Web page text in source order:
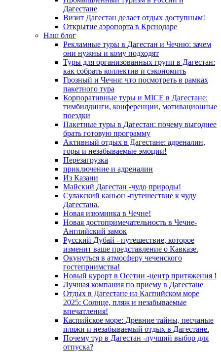
Дагестане
Визит Дагестан делает отдых доступным!
Открытие аэропорта в Крснодаре
Наш блог
Рекламные туры в Дагестан и Чечню: зачем
они нужны и кому подходят
Туры для организованных групп в Дагестан:
как собрать коллектив и сэкономить
Грозный и Чечня: что посмотреть в рамках
пакетного тура
Корпоративные туры и MICE в Дагестане:
тимбилдинги, конференции, мотивационные
поездки
Пакетные туры в Дагестан: почему выгоднее
брать готовую программу
Активный отдых в Дагестане: адреналин,
горы и незабываемые эмоции!
Перезагрузка
приключение и адреналин
Из Казани
Майский Дагестан -чудо природы!
Сулакский каньон -путешествие к чуду
Дагестана.
Новая изюминка в Чечне!
Новая достопримечательность в Чечне-
Английский замок
Русский Дубай - путешествие, которое
изменит ваше представление о Кавказе.
Окунуться в атмосферу чеченского
гостеприимства!
Новый курорт в Осетии -центр притяжения !
Лучшая компания по приему в Дагестане
Отдых в Дагестане на Каспийском море
2025: Солнце, пляж и незабываемые
впечатления!
Каспийское море: Древние тайны, песчаные
пляжи и незабываемый отдых в Дагестане.
Почему тур в Дагестан -лучший выбор для
отпуска?